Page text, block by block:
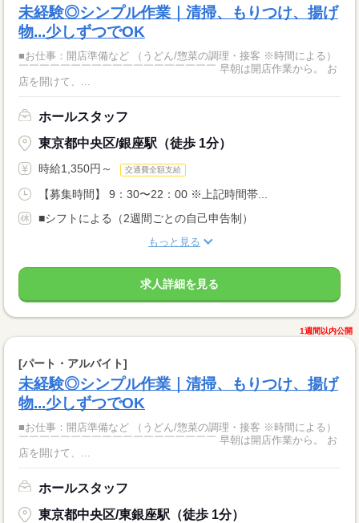
未経験◎シンプル作業｜清掃、もりつけ、揚げ
物...少しずつでOK
■お仕事：開店準備など （うどん/惣菜の調理・接客 ※時間による）
￣￣￣￣￣￣￣￣￣￣￣￣￣￣￣￣￣￣￣ 早朝は開店作業から。 お
店を開けて、...
ホールスタッフ
東京都中央区/銀座駅（徒歩 1分）
時給1,350円～ 交通費全額支給
【募集時間】 9：30〜22：00 ※上記時間帯...
■シフトによる（2週間ごとの自己申告制）
もっと見る
求人詳細を見る
1週間以内公開
[パート・アルバイト]
未経験◎シンプル作業｜清掃、もりつけ、揚げ
物...少しずつでOK
■お仕事：開店準備など （うどん/惣菜の調理・接客 ※時間による）
￣￣￣￣￣￣￣￣￣￣￣￣￣￣￣￣￣￣￣ 早朝は開店作業から。 お
店を開けて、...
ホールスタッフ
東京都中央区/東銀座駅（徒歩 1分）